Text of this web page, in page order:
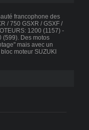
francophone des
/ 750 GSXR / GSXF /
1200 (1157) -
(599). Des motos
mais avec un
moteur SUZUKI